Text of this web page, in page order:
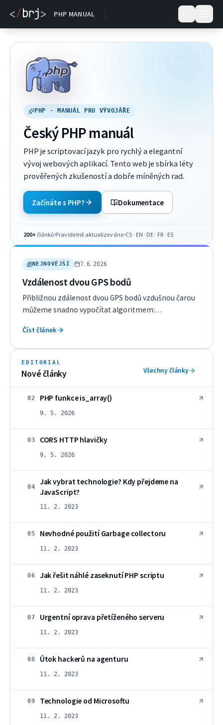
PHP MANUAL
Dokumentace
PHP · MANUÁL PRO VÝVOJÁŘE
Český PHP manuál
PHP je scriptovací jazyk pro rychlý a elegantní
vývoj webových aplikací. Tento web je sbírka léty
prověřených zkušeností a dobře míněných rad.
Začínáte s PHP? Dokumentace
200+ článků Pravidelně aktualizováno CS · EN · DE · FR · ES
NEJNOVĚJŠÍ 7. 6. 2026
Vzdálenost dvou GPS bodů
Přibližnou zdálenost dvou GPS bodů vzdušnou čarou
můžeme snadno vypočítat algoritmem:
float $lat1, float $lng1, float $lat2, float $lng2 ): float
Číst článek
EDITORIAL
Nové články Všechny články
02 PHP funkce is_array()
9. 5. 2026
03 CORS HTTP hlavičky
9. 5. 2026
04
Jak vybrat technologie? Kdy přejdeme na
JavaScript?
11. 2. 2023
05 Nevhodné použití Garbage collectoru
11. 2. 2023
06 Jak řešit náhlé zaseknutí PHP scriptu
11. 2. 2023
07 Urgentní oprava přetíženého serveru
11. 2. 2023
08 Útok hackerů na agenturu
11. 2. 2023
09 Technologie od Microsoftu
11. 2. 2023